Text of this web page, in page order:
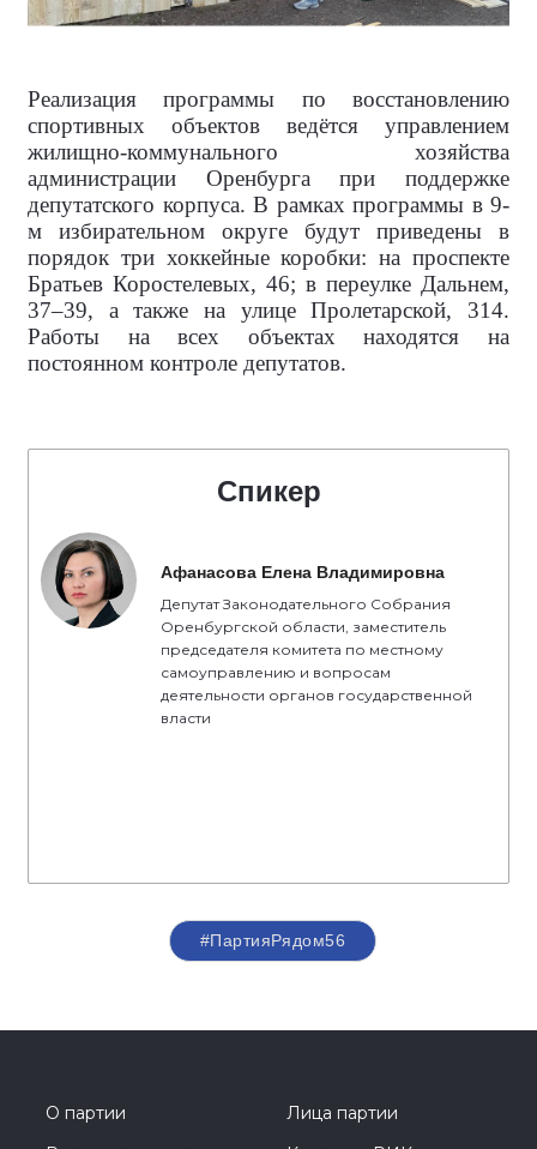
Реализация программы по восстановлению
спортивных объектов ведётся управлением
жилищно-коммунального хозяйства
администрации Оренбурга при поддержке
депутатского корпуса. В рамках программы в 9-
м избирательном округе будут приведены в
порядок три хоккейные коробки: на проспекте
Братьев Коростелевых, 46; в переулке Дальнем,
37–39, а также на улице Пролетарской, 314.
Работы на всех объектах находятся на
постоянном контроле депутатов.
Спикер
Афанасова Елена Владимировна
Депутат Законодательного Собрания
Оренбургской области, заместитель
председателя комитета по местному
самоуправлению и вопросам
деятельности органов государственной
власти
#ПартияРядом56
О партии
Лица партии